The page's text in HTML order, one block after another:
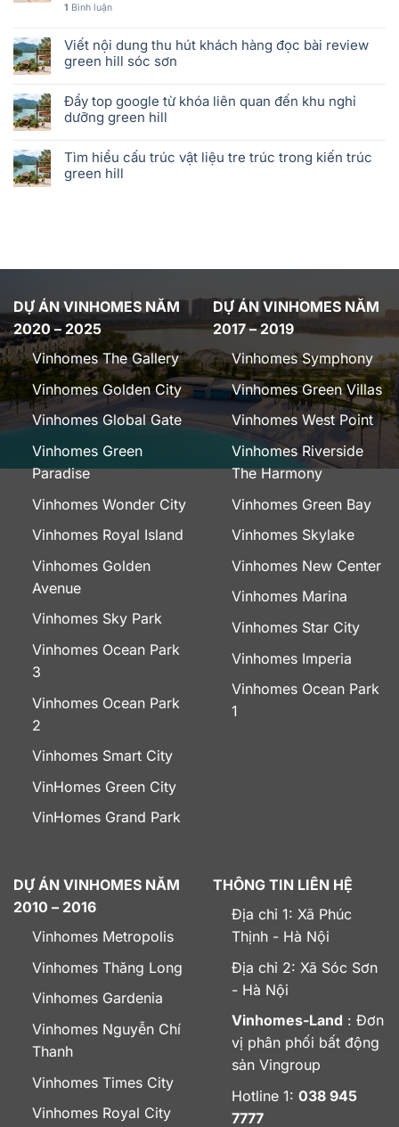
1 Bình luận
Viết nội dung thu hút khách hàng đọc bài review
green hill sóc sơn
Đẩy top google từ khóa liên quan đến khu nghỉ
dưỡng green hill
Tìm hiểu cấu trúc vật liệu tre trúc trong kiến trúc
green hill
DỰ ÁN VINHOMES NĂM
2020 – 2025
Vinhomes The Gallery
Vinhomes Golden City
Vinhomes Global Gate
Vinhomes Green
Paradise
Vinhomes Wonder City
Vinhomes Royal Island
Vinhomes Golden
Avenue
Vinhomes Sky Park
Vinhomes Ocean Park
3
Vinhomes Ocean Park
2
Vinhomes Smart City
VinHomes Green City
VinHomes Grand Park
DỰ ÁN VINHOMES NĂM
2017 – 2019
Vinhomes Symphony
Vinhomes Green Villas
Vinhomes West Point
Vinhomes Riverside
The Harmony
Vinhomes Green Bay
Vinhomes Skylake
Vinhomes New Center
Vinhomes Marina
Vinhomes Star City
Vinhomes Imperia
Vinhomes Ocean Park
1
DỰ ÁN VINHOMES NĂM
2010 – 2016
Vinhomes Metropolis
Vinhomes Thăng Long
Vinhomes Gardenia
Vinhomes Nguyễn Chí
Thanh
Vinhomes Times City
Vinhomes Royal City
THÔNG TIN LIÊN HỆ
Địa chỉ 1: Xã Phúc
Thịnh - Hà Nội
Địa chỉ 2: Xã Sóc Sơn
- Hà Nội
Vinhomes-Land : Đơn
vị phân phối bất động
sản Vingroup
Hotline 1: 038 945
7777